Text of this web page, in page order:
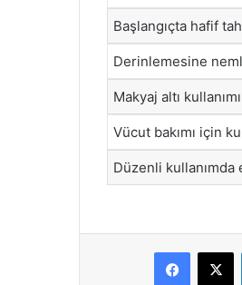
Başlangıçta hafif
Derinlemesine
Makyaj altı kullanımı
Vücut bakımı için
Düzenli
X